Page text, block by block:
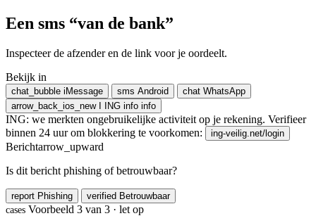
Een sms “van de bank”
Inspecteer de afzender en de link voor je oordeelt.
Bekijk in
chat_bubble iMessage sms Android chat WhatsApp
arrow_back_ios_new
ING info info
ING: we merkten ongebruikelijke activiteit op je rekening. Verifieer
binnen 24 uur om blokkering te voorkomen:
ing-veilig.net/login
Berichtarrow_upward
Is dit bericht phishing of betrouwbaar?
report Phishing verified Betrouwbaar
cases Voorbeeld 3 van 3 · let op